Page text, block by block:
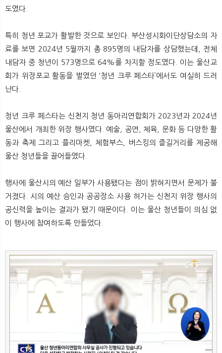
도였다.
특히 청년 포교가 활발한 것으로 보인다. 부산성시화이단상담소의 자
료를 보면 2024년 5월까지 총 895명의 내담자를 상담했는데, 전체
내담자 중 청년이 573명으로 64%를 차지할 정도였다. 이는 울산교
회가 위장포교 활동을 벌였던 ‘청년 크루 페스타’에서도 여실히 드러
난다.
청년 크루 페스타는 신천지 청년 동아리연합회가 2023년과 2024년
울산에서 개최한 위장 행사였다. 예술, 공연, 체육, 문화 등 다양한 활
동과 축제 그리고 플리마켓, 체험부스, 버스킹의 즐길거리를 제공해
울산 청년들을 끌어들였다.
행사에 울산시의 예산 일부가 사용됐다는 점이 밝혀지면서 문제가 불
거졌다. 시의 예산 승인과 공공장소 사용 허가는 신천지 위장 행사의
공신력을 높이는 결과가 됐기 때문이다. 이는 울산 청년들이 의심 없
이 행사에 참여하도록 만들었다.